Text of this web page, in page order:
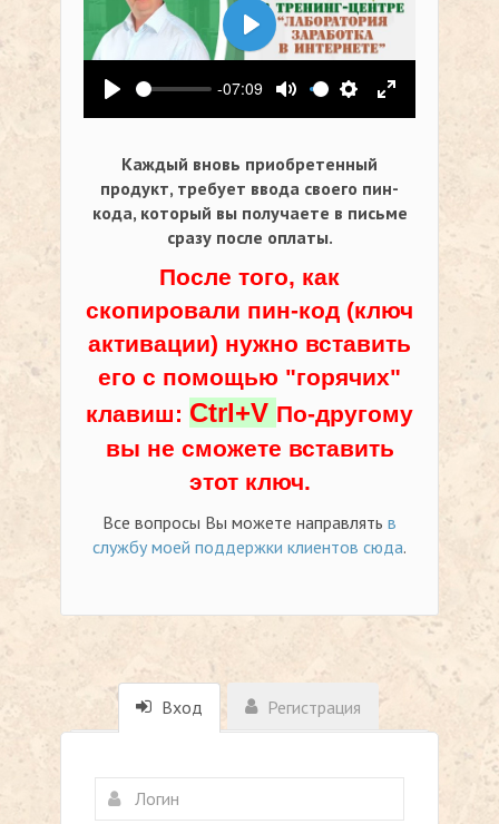
Воспроизвести
-07:09
Выключить звук
Настройки
На весь
Воспроизвести
Каждый вновь приобретенный
продукт, требует ввода своего пин-
кода, который вы получаете в письме
сразу после оплаты.
После того, как
скопировали пин-код (ключ
активации) нужно вставить
его с помощью "горячих"
клавиш: Ctrl+V По-другому
вы не сможете вставить
этот ключ.
Все вопросы Вы можете направлять в
службу моей поддержки клиентов сюда.
Вход Регистрация